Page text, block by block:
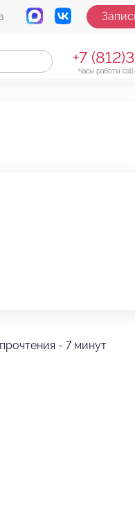
+7
Часы работы
- 7 минут